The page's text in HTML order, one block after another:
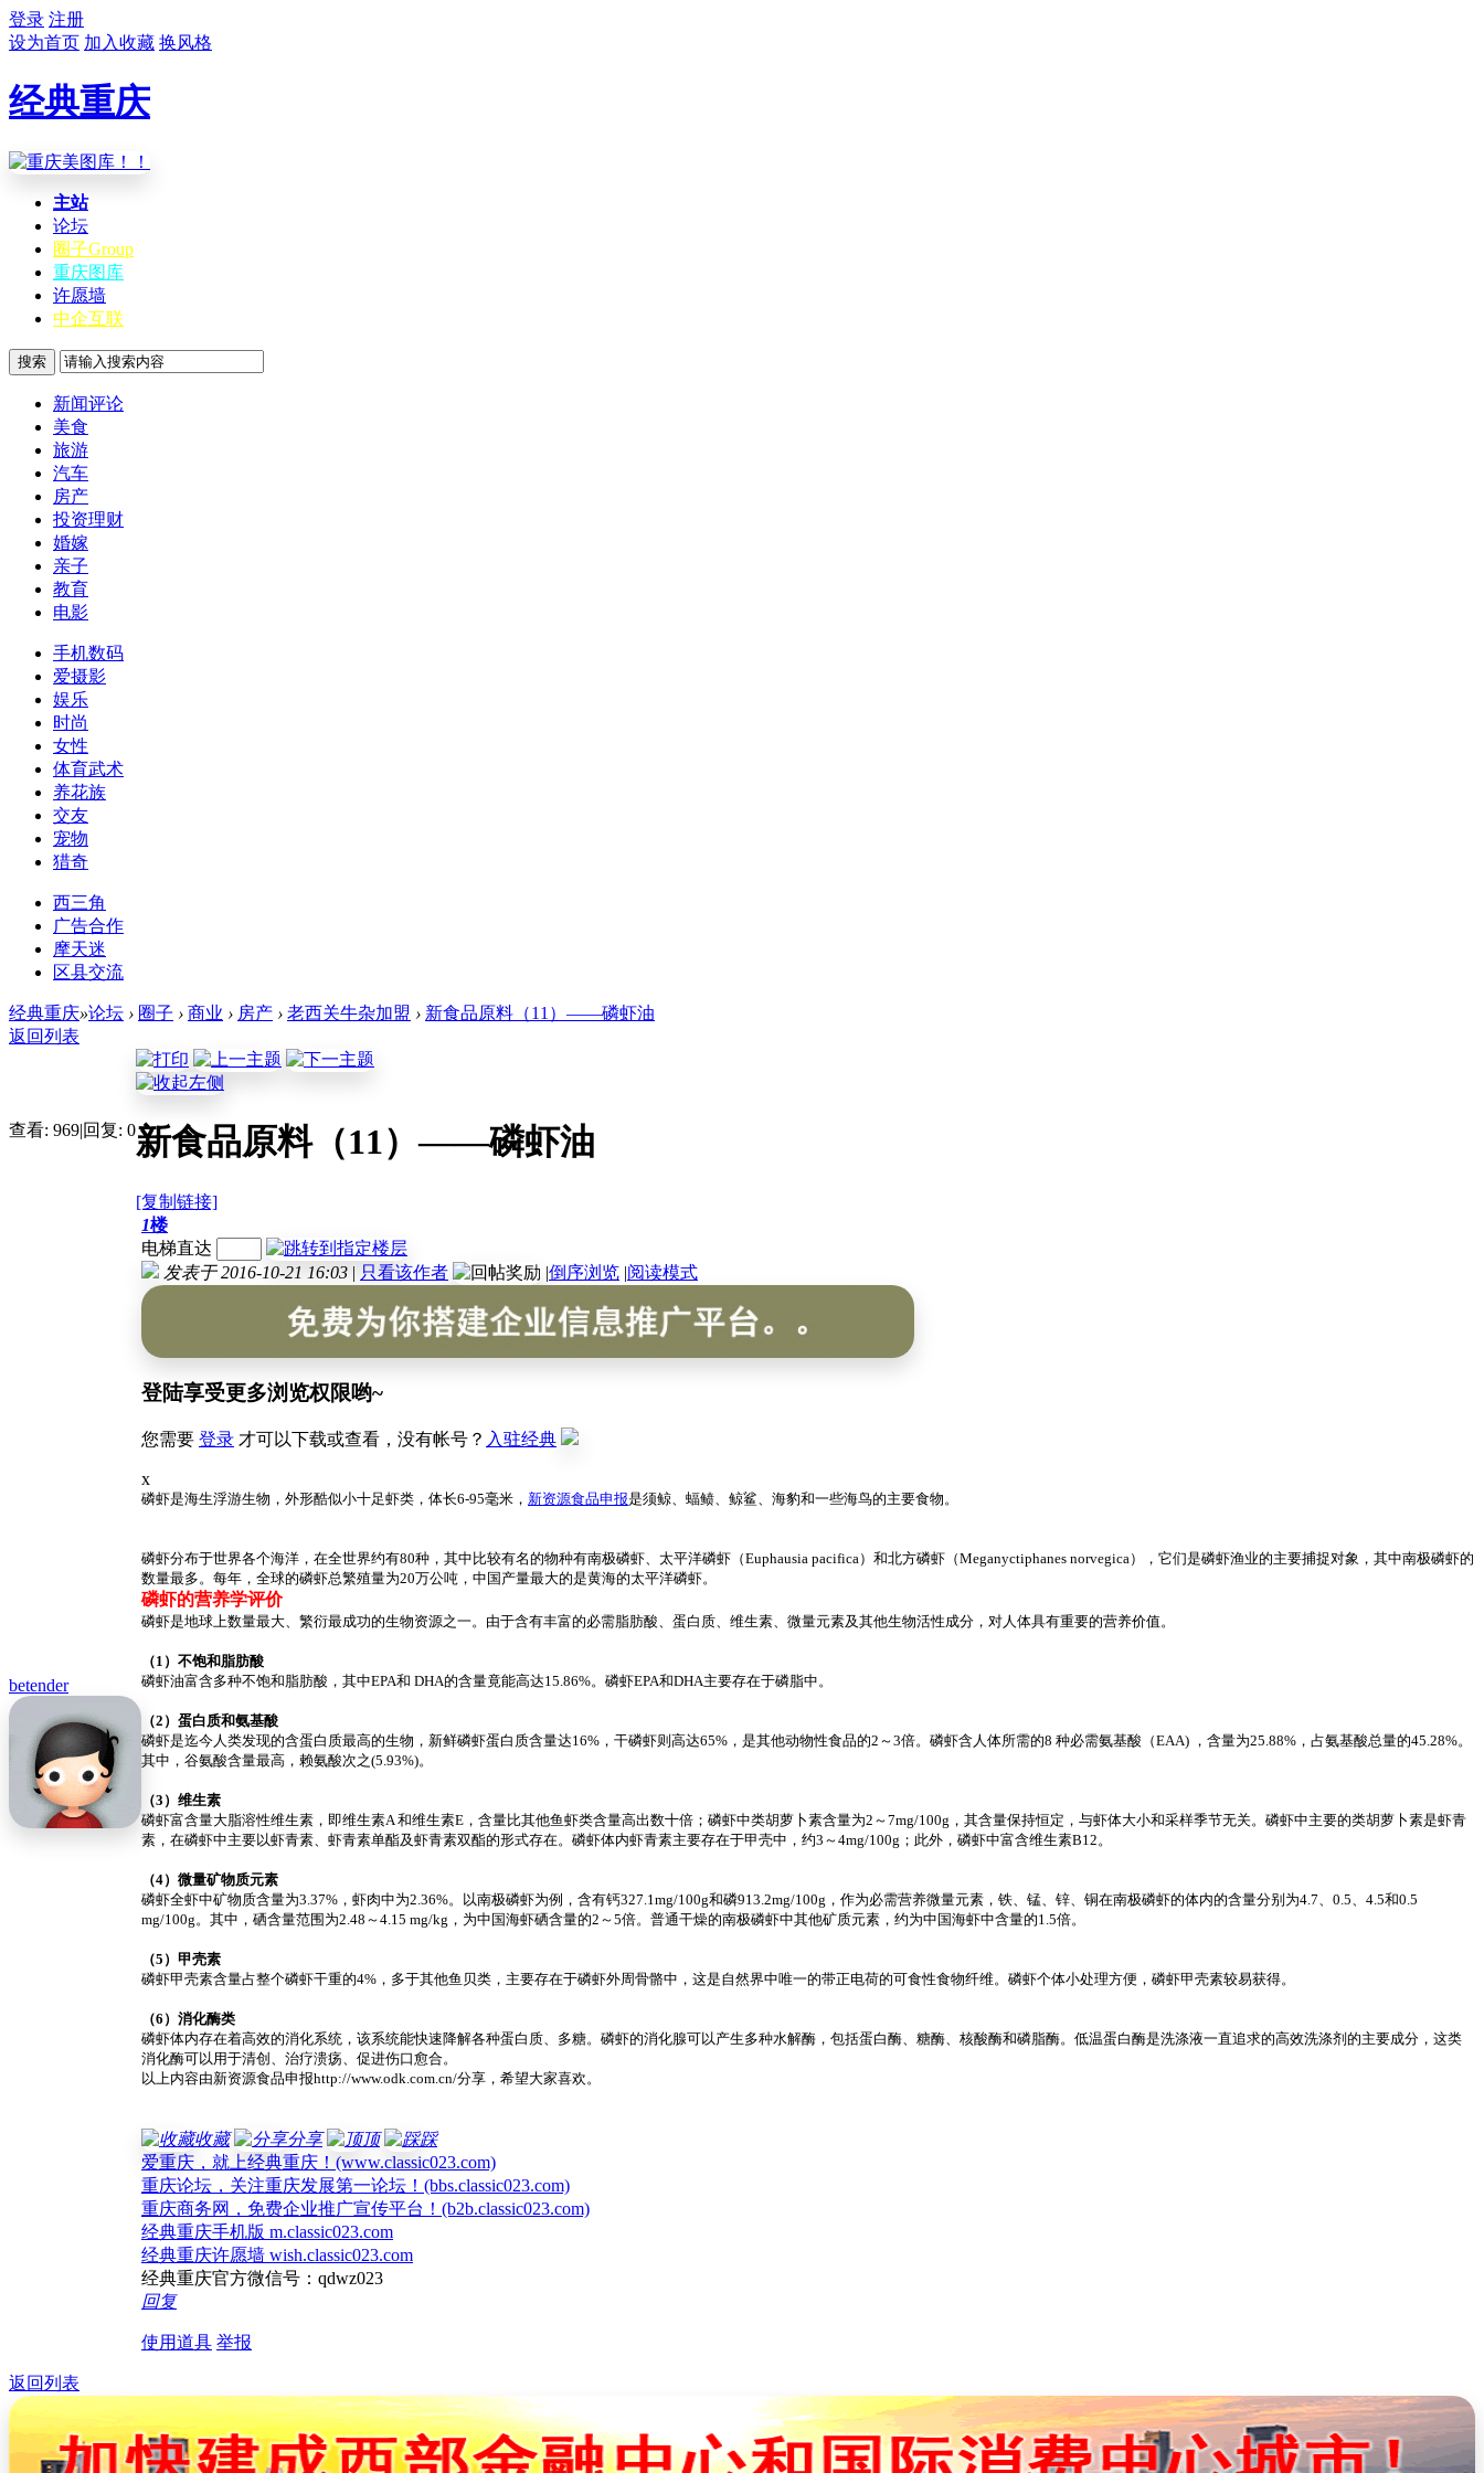
登录 注册
设为首页 加入收藏 换风格
经典重庆
主站
论坛
圈子Group
重庆图库
许愿墙
中企互联
搜索
新闻评论
美食
旅游
汽车
房产
投资理财
婚嫁
亲子
教育
电影
手机数码
爱摄影
娱乐
时尚
女性
体育武术
养花族
交友
宠物
猎奇
西三角
广告合作
摩天迷
区县交流
经典重庆»论坛 › 圈子 › 商业 › 房产 › 老西关牛杂加盟 › 新食品原料（11）——磷虾油
返回列表
查看: 969|回复: 0新食品原料（11）——磷虾油
[复制链接]
betender
1楼
电梯直达
发表于 2016-10-21 16:03 | 只看该作者 |倒序浏览 |阅读模式
登陆享受更多浏览权限哟~
您需要 登录 才可以下载或查看，没有帐号？ 入驻经典
x
磷虾是海生浮游生物，外形酷似小十足虾类，体长6-95毫米， 新资源食品申报是须鲸、蝠鲼、鲸鲨、海豹和一些海鸟的主要食物。
磷虾分布于世界各个海洋，在全世界约有80种，其中比较有名的物种有南极磷虾、太平洋磷虾（Euphausia pacifica）和北方磷虾（Meganyctiphanes norvegica），它们是磷虾渔业的主要捕捉对象，其中南极磷虾的
数量最多。每年，全球的磷虾总繁殖量为20万公吨，中国产量最大的是黄海的太平洋磷虾。
磷虾的营养学评价
磷虾是地球上数量最大、繁衍最成功的生物资源之一。由于含有丰富的必需脂肪酸、蛋白质、维生素、微量元素及其他生物活性成分，对人体具有重要的营养价值。
（1）不饱和脂肪酸
磷虾油富含多种不饱和脂肪酸，其中EPA和 DHA的含量竟能高达15.86%。磷虾EPA和DHA主要存在于磷脂中。
（2）蛋白质和氨基酸
磷虾是迄今人类发现的含蛋白质最高的生物，新鲜磷虾蛋白质含量达16%，干磷虾则高达65%，是其他动物性食品的2～3倍。磷虾含人体所需的8 种必需氨基酸（EAA) ，含量为25.88%，占氨基酸总量的45.28%。
其中，谷氨酸含量最高，赖氨酸次之(5.93%)。
（3）维生素
磷虾富含量大脂溶性维生素，即维生素A 和维生素E，含量比其他鱼虾类含量高出数十倍；磷虾中类胡萝卜素含量为2～7mg/100g，其含量保持恒定，与虾体大小和采样季节无关。磷虾中主要的类胡萝卜素是虾青
素，在磷虾中主要以虾青素、虾青素单酯及虾青素双酯的形式存在。磷虾体内虾青素主要存在于甲壳中，约3～4mg/100g；此外，磷虾中富含维生素B12。
（4）微量矿物质元素
磷虾全虾中矿物质含量为3.37%，虾肉中为2.36%。以南极磷虾为例，含有钙327.1mg/100g和磷913.2mg/100g，作为必需营养微量元素，铁、锰、锌、铜在南极磷虾的体内的含量分别为4.7、0.5、4.5和0.5
mg/100g。其中，硒含量范围为2.48～4.15 mg/kg，为中国海虾硒含量的2～5倍。普通干燥的南极磷虾中其他矿质元素，约为中国海虾中含量的1.5倍。
（5）甲壳素
磷虾甲壳素含量占整个磷虾干重的4%，多于其他鱼贝类，主要存在于磷虾外周骨骼中，这是自然界中唯一的带正电荷的可食性食物纤维。磷虾个体小处理方便，磷虾甲壳素较易获得。
（6）消化酶类
磷虾体内存在着高效的消化系统，该系统能快速降解各种蛋白质、多糖。磷虾的消化腺可以产生多种水解酶，包括蛋白酶、糖酶、核酸酶和磷脂酶。低温蛋白酶是洗涤液一直追求的高效洗涤剂的主要成分，这类
消化酶可以用于清创、治疗溃疡、促进伤口愈合。
以上内容由新资源食品申报http://www.odk.com.cn/分享，希望大家喜欢。
收藏 分享 顶
踩
爱重庆，就上经典重庆！(www.classic023.com)
重庆论坛，关注重庆发展第一论坛！(bbs.classic023.com)
重庆商务网，免费企业推广宣传平台！(b2b.classic023.com)
经典重庆手机版 m.classic023.com
经典重庆许愿墙 wish.classic023.com
经典重庆官方微信号：qdwz023
回复
使用道具 举报
返回列表